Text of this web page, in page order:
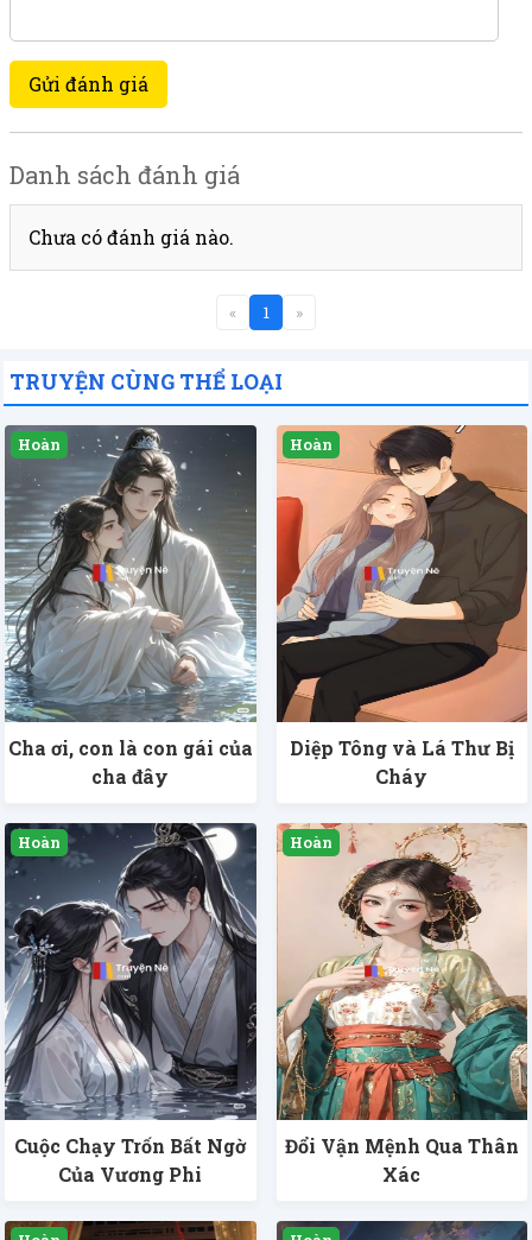
Gửi đánh giá
Danh sách đánh giá
Chưa có đánh giá nào.
« 1 »
TRUYỆN CÙNG THỂ LOẠI
Cha ơi, con là con gái của
cha đây
Diệp Tông và Lá Thư Bị
Cháy
Cuộc Chạy Trốn Bất Ngờ
Của Vương Phi
Đổi Vận Mệnh Qua Thân
Xác